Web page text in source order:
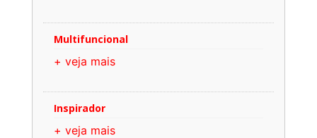
Multifuncional
+ veja mais
Inspirador
+ veja mais